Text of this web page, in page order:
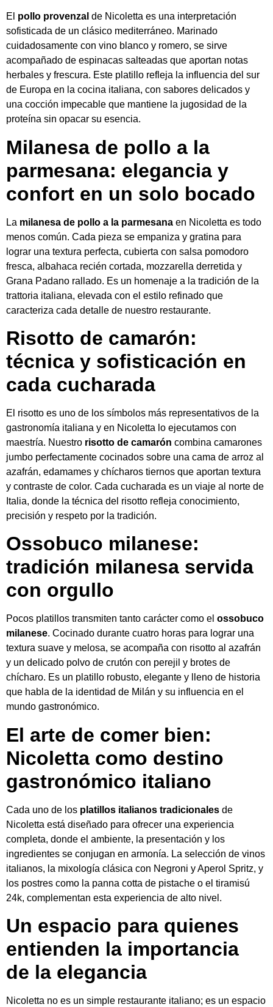
El pollo provenzal de Nicoletta es una interpretación
sofisticada de un clásico mediterráneo. Marinado
cuidadosamente con vino blanco y romero, se sirve
acompañado de espinacas salteadas que aportan notas
herbales y frescura. Este platillo refleja la influencia del sur
de Europa en la cocina italiana, con sabores delicados y
una cocción impecable que mantiene la jugosidad de la
proteína sin opacar su esencia.
Milanesa de pollo a la
parmesana: elegancia y
confort en un solo bocado
La milanesa de pollo a la parmesana en Nicoletta es todo
menos común. Cada pieza se empaniza y gratina para
lograr una textura perfecta, cubierta con salsa pomodoro
fresca, albahaca recién cortada, mozzarella derretida y
Grana Padano rallado. Es un homenaje a la tradición de la
trattoria italiana, elevada con el estilo refinado que
caracteriza cada detalle de nuestro restaurante.
Risotto de camarón:
técnica y sofisticación en
cada cucharada
El risotto es uno de los símbolos más representativos de la
gastronomía italiana y en Nicoletta lo ejecutamos con
maestría. Nuestro risotto de camarón combina camarones
jumbo perfectamente cocinados sobre una cama de arroz al
azafrán, edamames y chícharos tiernos que aportan textura
y contraste de color. Cada cucharada es un viaje al norte de
Italia, donde la técnica del risotto refleja conocimiento,
precisión y respeto por la tradición.
Ossobuco milanese:
tradición milanesa servida
con orgullo
Pocos platillos transmiten tanto carácter como el ossobuco
milanese. Cocinado durante cuatro horas para lograr una
textura suave y melosa, se acompaña con risotto al azafrán
y un delicado polvo de crutón con perejil y brotes de
chícharo. Es un platillo robusto, elegante y lleno de historia
que habla de la identidad de Milán y su influencia en el
mundo gastronómico.
El arte de comer bien:
Nicoletta como destino
gastronómico italiano
Cada uno de los platillos italianos tradicionales de
Nicoletta está diseñado para ofrecer una experiencia
completa, donde el ambiente, la presentación y los
ingredientes se conjugan en armonía. La selección de vinos
italianos, la mixología clásica con Negroni y Aperol Spritz, y
los postres como la panna cotta de pistache o el tiramisú
24k, complementan esta experiencia de alto nivel.
Un espacio para quienes
entienden la importancia
de la elegancia
Nicoletta no es un simple restaurante italiano; es un espacio